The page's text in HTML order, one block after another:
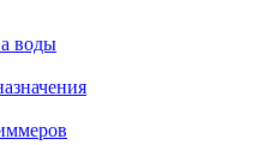
воды